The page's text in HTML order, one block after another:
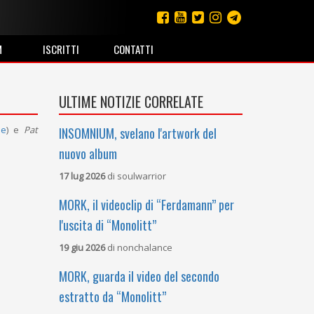
ISCRITTI CONTATTI
) e Pat
ULTIME NOTIZIE CORRELATE
INSOMNIUM, svelano l'artwork del
nuovo album
17 lug 2026di soulwarrior
MORK, il videoclip di “Ferdamann” per
l'uscita di “Monolitt”
19 giu 2026di nonchalance
MORK, guarda il video del secondo
estratto da “Monolitt”